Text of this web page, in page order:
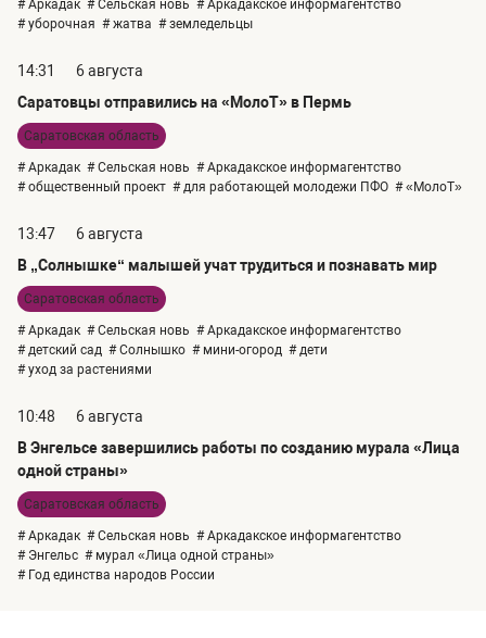
# Аркадак # Сельская новь # Аркадакское информагентство
# уборочная # жатва # земледельцы
14:31
6 августа
Саратовцы отправились на «МолоТ» в Пермь
Саратовская область
# Аркадак # Сельская новь # Аркадакское информагентство
# общественный проект # для работающей молодежи ПФО # «МолоТ»
13:47
6 августа
В „Солнышке“ малышей учат трудиться и познавать мир
Саратовская область
# Аркадак # Сельская новь # Аркадакское информагентство
# детский сад # Солнышко # мини-огород # дети
# уход за растениями
10:48
6 августа
В Энгельсе завершились работы по созданию мурала «Лица
одной страны»
Саратовская область
# Аркадак # Сельская новь # Аркадакское информагентство
# Энгельс # мурал «Лица одной страны»
# Год единства народов России